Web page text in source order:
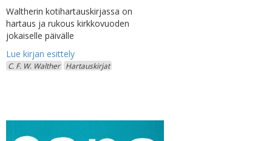
Waltherin kotihartauskirjassa on
hartaus ja rukous kirkkovuoden
jokaiselle päivälle
C. F. W. Walther Hartauskirjat